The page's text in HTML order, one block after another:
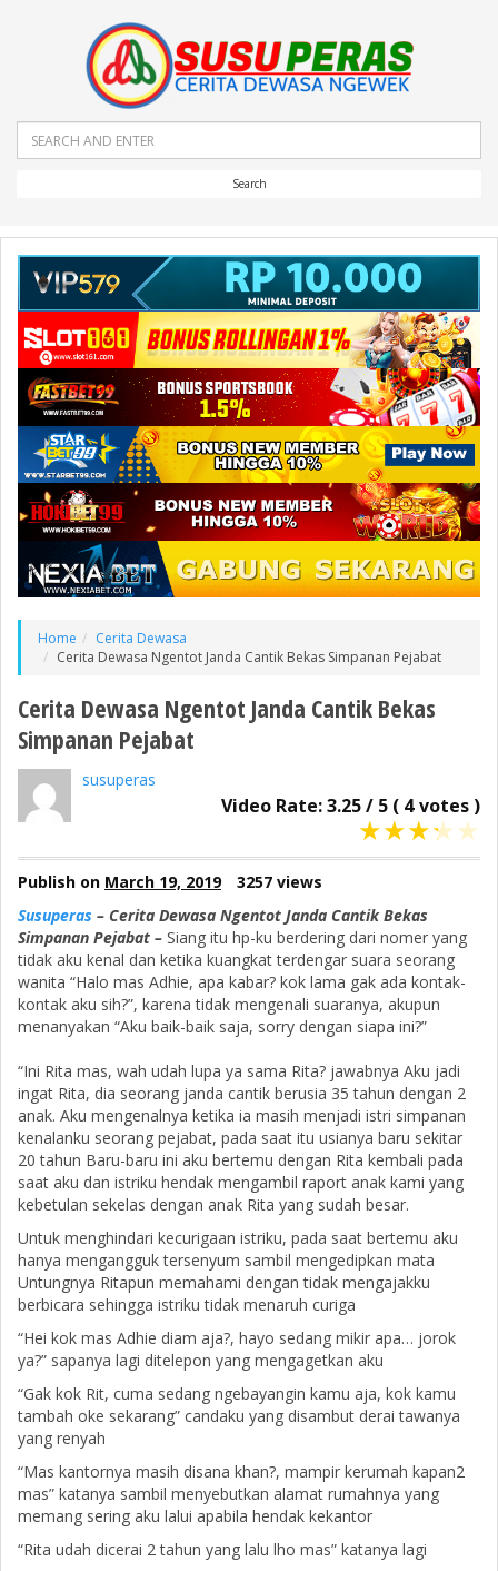
Search
Home
Cerita Dewasa
Cerita Dewasa Ngentot Janda Cantik Bekas Simpanan Pejabat
Cerita Dewasa Ngentot Janda Cantik Bekas
Simpanan Pejabat
susuperas
Video Rate:3.25/ 5 ( 4 votes )
★★★★★
Publish on March 19, 2019
3257 views
Susuperas – Cerita Dewasa Ngentot Janda Cantik Bekas
Simpanan Pejabat – Siang itu hp-ku berdering dari nomer yang
tidak aku kenal dan ketika kuangkat terdengar suara seorang
wanita “Halo mas Adhie, apa kabar? kok lama gak ada kontak-
kontak aku sih?”, karena tidak mengenali suaranya, akupun
menanyakan “Aku baik-baik saja, sorry dengan siapa ini?”
“Ini Rita mas, wah udah lupa ya sama Rita? jawabnya Aku jadi
ingat Rita, dia seorang janda cantik berusia 35 tahun dengan 2
anak. Aku mengenalnya ketika ia masih menjadi istri simpanan
kenalanku seorang pejabat, pada saat itu usianya baru sekitar
20 tahun Baru-baru ini aku bertemu dengan Rita kembali pada
saat aku dan istriku hendak mengambil raport anak kami yang
kebetulan sekelas dengan anak Rita yang sudah besar.
Untuk menghindari kecurigaan istriku, pada saat bertemu aku
hanya mengangguk tersenyum sambil mengedipkan mata
Untungnya Ritapun memahami dengan tidak mengajakku
berbicara sehingga istriku tidak menaruh curiga
“Hei kok mas Adhie diam aja?, hayo sedang mikir apa… jorok
ya?” sapanya lagi ditelepon yang mengagetkan aku
“Gak kok Rit, cuma sedang ngebayangin kamu aja, kok kamu
tambah oke sekarang” candaku yang disambut derai tawanya
yang renyah
“Mas kantornya masih disana khan?, mampir kerumah kapan2
mas” katanya sambil menyebutkan alamat rumahnya yang
memang sering aku lalui apabila hendak kekantor
“Rita udah dicerai 2 tahun yang lalu lho mas” katanya lagi